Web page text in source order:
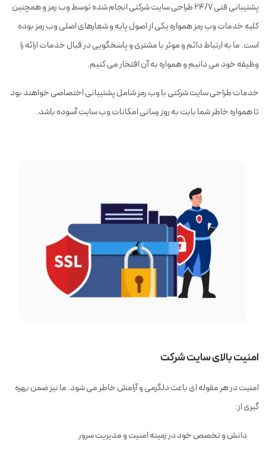
پشتیبانی فنی ۲۴/۷ طراحی سایت شرکتی انجام شده توسط وب رمز و همچنین
کلیه خدمات وب رمز همواره یکی از اصول پایه و شعارهای اصلی وب رمز بوده
است. ما به ارتباط دائم و موثر با مشتری و پاسخگویی در قبال خدمات ارائه را
وظیفه خود می دانیم و همواره به آن افتخار می کنیم.
خدمات طراحی سایت شرکتی با وب رمز شامل پشتیبانی اختصاصی خواهند بود
تا همواره خاطر شما بابت به روز رسانی امکانات وب سایت آسوده باشد.
امنیت بالای سایت شرکت
امنیت در هر مقوله ای باعث دلگرمی و آرامش خاطر می شود. ما نیز ضمن بهره
گیری از:
دانش و تخصص خود در زمینه امنیت و مدیریت سرور